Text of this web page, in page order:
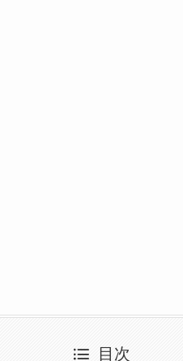
目次